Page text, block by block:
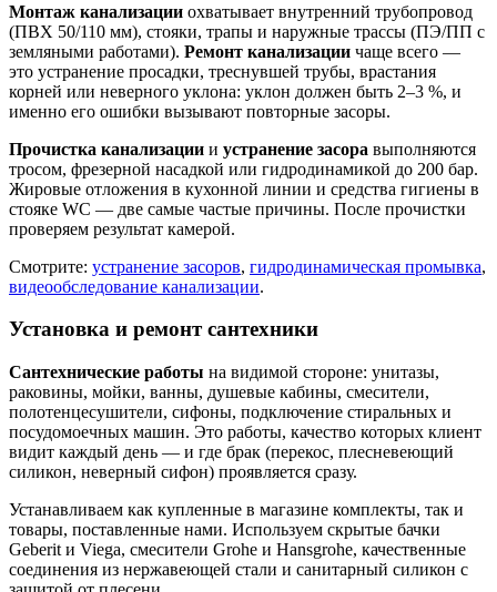
Монтаж канализации охватывает внутренний трубопровод
(ПВХ 50/110 мм), стояки, трапы и наружные трассы (ПЭ/ПП с
земляными работами). Ремонт канализации чаще всего —
это устранение просадки, треснувшей трубы, врастания
корней или неверного уклона: уклон должен быть 2–3 %, и
именно его ошибки вызывают повторные засоры.
Прочистка канализации и устранение засора выполняются
тросом, фрезерной насадкой или гидродинамикой до 200 бар.
Жировые отложения в кухонной линии и средства гигиены в
стояке WC — две самые частые причины. После прочистки
проверяем результат камерой.
Смотрите: устранение засоров, гидродинамическая промывка,
видеообследование канализации.
Установка и ремонт сантехники
Сантехнические работы на видимой стороне: унитазы,
раковины, мойки, ванны, душевые кабины, смесители,
полотенцесушители, сифоны, подключение стиральных и
посудомоечных машин. Это работы, качество которых клиент
видит каждый день — и где брак (перекос, плесневеющий
силикон, неверный сифон) проявляется сразу.
Устанавливаем как купленные в магазине комплекты, так и
товары, поставленные нами. Используем скрытые бачки
Geberit и Viega, смесители Grohe и Hansgrohe, качественные
соединения из нержавеющей стали и санитарный силикон с